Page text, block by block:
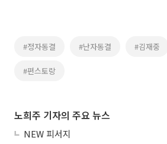
#정자동결 #난자동결 #김재중
#편스토랑
노희주 기자의 주요 뉴스
NEW 피서지